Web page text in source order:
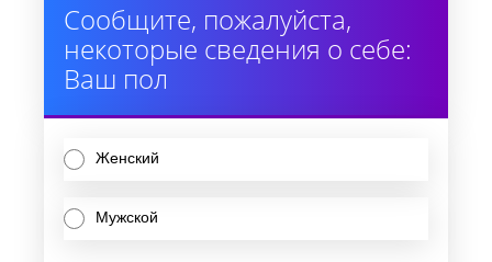
Сообщите, пожалуйста,
некоторые сведения о себе:
Ваш пол
Женский
Мужской